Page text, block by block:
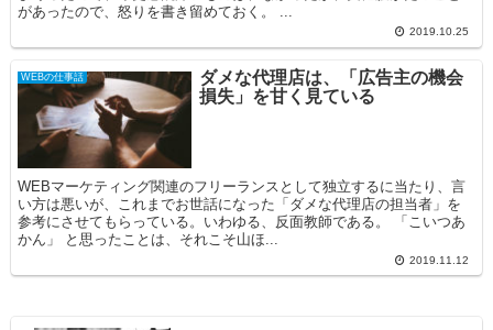
があったので、怒りを書き留めておく。 ...
2019.10.25
WEBの仕事話
ダメな代理店は、「広告主の機会
損失」を甘く見ている
WEBマーケティング関連のフリーランスとして独立するに当たり、言
い方は悪いが、これまでお世話になった「ダメな代理店の担当者」を
参考にさせてもらっている。いわゆる、反面教師である。 「こいつあ
かん」 と思ったことは、それこそ山ほ...
2019.11.12